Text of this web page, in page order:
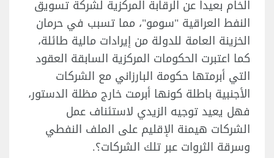
الخام بعيداً عن الرقابة المركزية لشركة تسويق
النفط العراقية "سومو"، مما تسبب في حرمان
الخزينة العامة للدولة من إيرادات مالية طائلة،
كما اعتبرت الحكومات المركزية السابقة العقود
التي أبرمتها حكومة البارزاني مع الشركات
الأجنبية باطلة كونها أبرمت خارج مظلة الدستور،
فهل يعيد توجيه الزيدي لاستئناف عمل
الشركات هيمنة الإقليم على الملف النفطي
وسرقة الثروات عبر تلك الشركات؟.